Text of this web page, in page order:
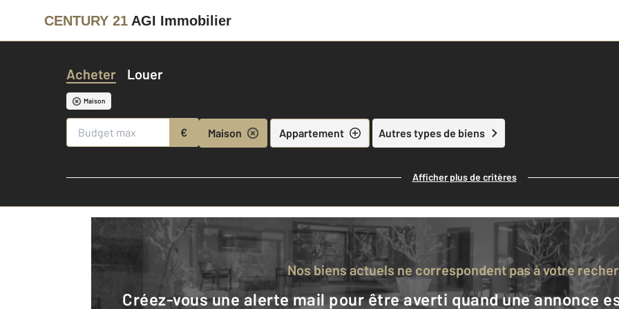
CENTURY 21 AGI Immobilier
Acheter Louer
Maison
€ Maison Appartement Autres types de biens
Afficher plus de critères
Nos biens actuels ne correspondent pas à votre
Créez-vous une alerte mail pour être averti quand une annonce est en ligne et consultez la